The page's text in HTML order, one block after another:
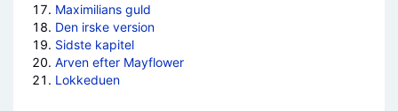
Maximilians guld
Den irske version
Sidste kapitel
Arven efter Mayflower
Lokkeduen